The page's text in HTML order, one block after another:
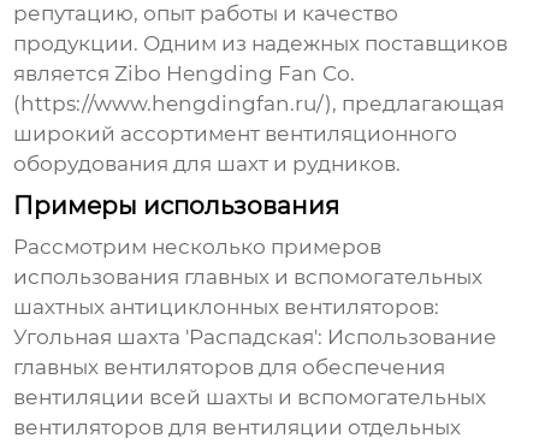
репутацию, опыт работы и качество
продукции. Одним из надежных поставщиков
является Zibo Hengding Fan Co.
(https://www.hengdingfan.ru/), предлагающая
широкий ассортимент вентиляционного
оборудования для шахт и рудников.
Примеры использования
Рассмотрим несколько примеров
использования главных и вспомогательных
шахтных антициклонных вентиляторов:
Угольная шахта 'Распадская': Использование
главных вентиляторов для обеспечения
вентиляции всей шахты и вспомогательных
вентиляторов для вентиляции отдельных